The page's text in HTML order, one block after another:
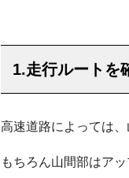
1.走行ルートを
高速道路によっては
もちろん山間部はア